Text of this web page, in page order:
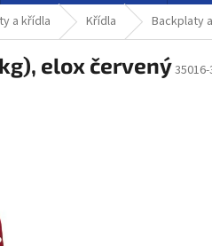
a křídla Křídla Backplaty
elox červený35016-